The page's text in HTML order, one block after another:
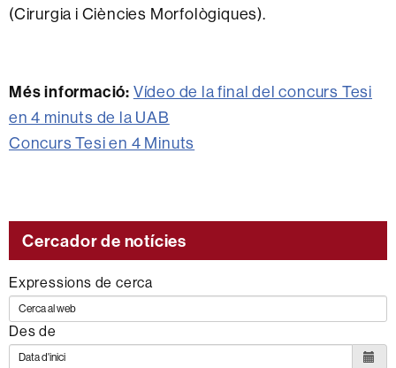
(Cirurgia i Ciències Morfològiques).
Més informació: Vídeo de la final del concurs Tesi
en 4 minuts de la UAB
Concurs Tesi en 4 Minuts
Cercador de notícies
Expressions de cerca
Des de